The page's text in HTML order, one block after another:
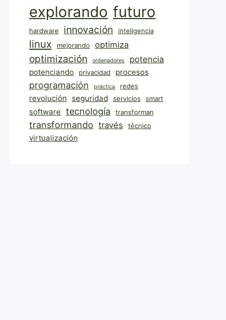
explorando futuro
hardware innovación inteligencia
linux mejorando optimiza
optimización ordenadores potencia
potenciando privacidad procesos
programación práctica redes
revolución seguridad servicios smart
software tecnología transforman
transformando través técnico
virtualización